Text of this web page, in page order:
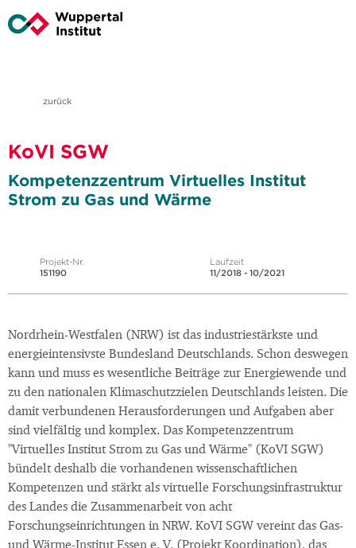
zurück
KoVI SGW
Kompetenzzentrum Virtuelles Institut
Strom zu Gas und Wärme
Projekt-Nr.
151190
Laufzeit
11/2018 - 10/2021
Nordrhein-Westfalen (NRW) ist das industriestärkste und
energieintensivste Bundesland Deutschlands. Schon deswegen
kann und muss es wesentliche Beiträge zur Energiewende und
zu den nationalen Klimaschutzzielen Deutschlands leisten. Die
damit verbundenen Herausforderungen und Aufgaben aber
sind vielfältig und komplex. Das Kompetenzzentrum
"Virtuelles Institut Strom zu Gas und Wärme" (KoVI SGW)
bündelt deshalb die vorhandenen wissenschaftlichen
Kompetenzen und stärkt als virtuelle Forschungsinfrastruktur
des Landes die Zusammenarbeit von acht
Forschungseinrichtungen in NRW. KoVI SGW vereint das Gas-